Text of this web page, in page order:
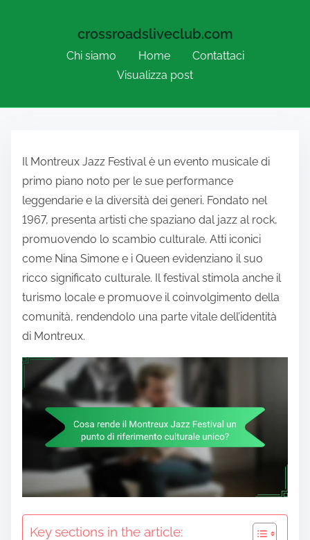
crossroadsliveclub.com
Chi siamo Home
Contattaci
Visualizza post
Il Montreux Jazz Festival è un evento musicale di
primo piano noto per le sue performance
leggendarie e la diversità dei generi. Fondato nel
1967, presenta artisti che spaziano dal jazz al rock,
promuovendo lo scambio culturale. Atti iconici
come Nina Simone e i Queen evidenziano il suo
ricco significato culturale. Il festival stimola anche il
turismo locale e promuove il coinvolgimento della
comunità, rendendolo una parte vitale dell’identità
di Montreux.
Key sections in the article: